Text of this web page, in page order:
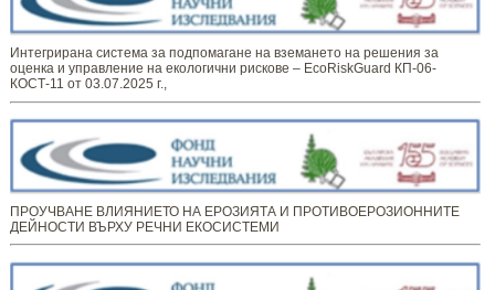
Интегрирана система за подпомагане на вземането на решения за
оценка и управление на екологични рискове – EcoRiskGuard КП-06-
КОСТ-11 от 03.07.2025 г.,
ПРОУЧВАНЕ ВЛИЯНИЕТО НА ЕРОЗИЯТА И ПРОТИВОЕРОЗИОННИТЕ
ДЕЙНОСТИ ВЪРХУ РЕЧНИ ЕКОСИСТЕМИ